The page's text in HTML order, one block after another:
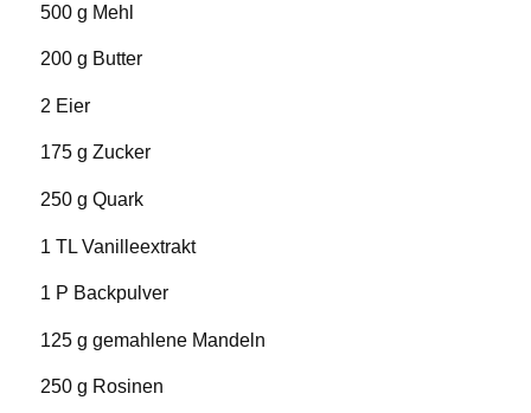
500 g Mehl
200 g Butter
2 Eier
175 g Zucker
250 g Quark
1 TL Vanilleextrakt
1 P Backpulver
125 g gemahlene Mandeln
250 g Rosinen